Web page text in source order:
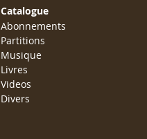
Catalogue
Abonnements
Partitions
Musique
Livres
Videos
Divers